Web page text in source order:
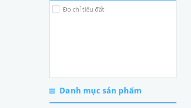
Đo chỉ tiêu đất
Danh mục sản phẩm